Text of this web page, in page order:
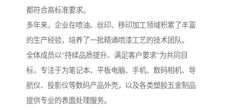
都符合高标准要求。
多年来，企业在喷油、丝印、移印加工领域积累了丰富
的生产经验，培养了一批精通喷漆工艺的技术团队。
全体成员以“持续品质提升、满足客户要求”为共同目
标，专注于为笔记本、平板电脑、手机、数码相机、导
航仪、投影仪等数码产品外壳，以及各类塑胶五金制品
提供专业的表面处理服务。